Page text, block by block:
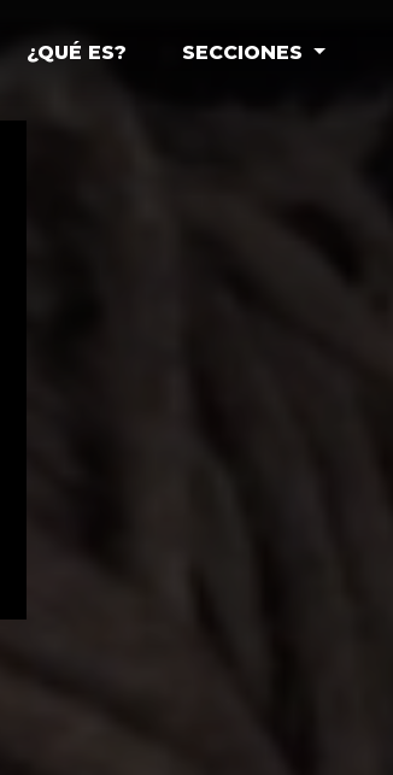
¿QUÉ ES? SECCIONES